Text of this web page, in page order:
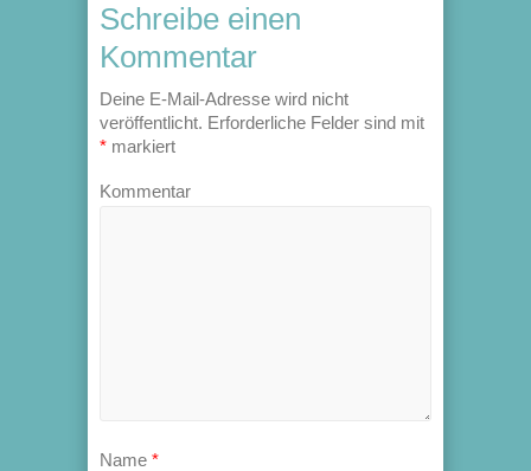
Schreibe einen
Kommentar
Deine E-Mail-Adresse wird nicht
veröffentlicht. Erforderliche Felder sind mit
* markiert
Kommentar
Name *